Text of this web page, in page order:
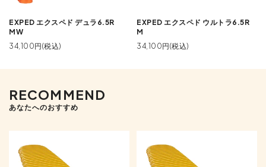
EXPED エクスペド デュラ6.5R
MW
34,100円(税込)
EXPED エクスペド ウルトラ6.5R
M
34,100円(税込)
RECOMMEND
あなたへのおすすめ